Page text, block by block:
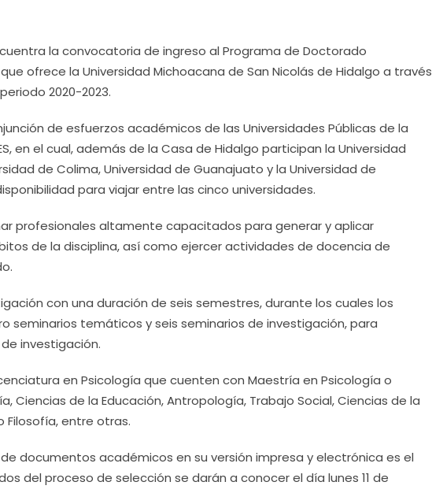
la convocatoria de ingreso al Programa de Doctorado
ofrece la Universidad Michoacana de San Nicolás de Hidalgo a través
2020-2023.
de esfuerzos académicos de las Universidades Públicas de la
en el cual, además de la Casa de Hidalgo participan la Universidad
de Colima, Universidad de Guanajuato y la Universidad de
para viajar entre las cinco universidades.
profesionales altamente capacitados para generar y aplicar
de la disciplina, así como ejercer actividades de docencia de
con una duración de seis semestres, durante los cuales los
seminarios temáticos y seis seminarios de investigación, para
investigación.
en Psicología que cuenten con Maestría en Psicología o
Ciencias de la Educación, Antropología, Trabajo Social, Ciencias de la
Filosofía, entre otras.
documentos académicos en su versión impresa y electrónica es el
del proceso de selección se darán a conocer el día lunes 11 de